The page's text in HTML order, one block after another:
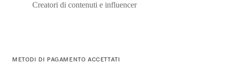
Creatori di contenuti e influencer
METODI DI PAGAMENTO ACCETTATI